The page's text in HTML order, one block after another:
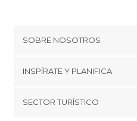
Sarstedt
Sehnde
Hameln
SOBRE NOSOTROS
Cookies
Términos y condiciones
INSPÍRATE Y PLANIFICA
SECTOR TURÍSTICO